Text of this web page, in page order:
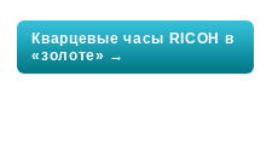
Кварцевые часы RICOH в
«золоте» →